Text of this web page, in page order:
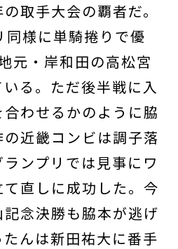
取手大会の覇者だ。
同様に単騎捲りで優
元・岸和田の高松宮
る。ただ後半戦に入
わせるかのように脇
近畿コンビは調子落
ンプリでは見事にワ
直しに成功した。今
念決勝も脇本が逃げ
んは新田祐大に番手